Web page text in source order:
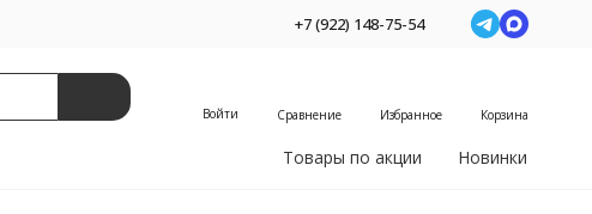
+7 (922) 148-75-54
Войти Сравнение Избранное Корзина
Товары по акции Новинки